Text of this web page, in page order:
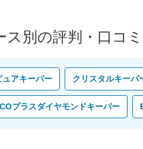
ス別の評判・口コミ
ュアキーパー クリスタルキーパ
プラスダイヤモンドキーパー